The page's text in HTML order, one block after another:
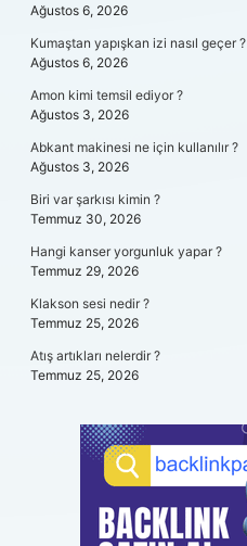
Ağustos 6, 2026
Kumaştan yapışkan izi nasıl geçer ?
Ağustos 6, 2026
Amon kimi temsil ediyor ?
Ağustos 3, 2026
Abkant makinesi ne için kullanılır ?
Ağustos 3, 2026
Biri var şarkısı kimin ?
Temmuz 30, 2026
Hangi kanser yorgunluk yapar ?
Temmuz 29, 2026
Klakson sesi nedir ?
Temmuz 25, 2026
Atış artıkları nelerdir ?
Temmuz 25, 2026